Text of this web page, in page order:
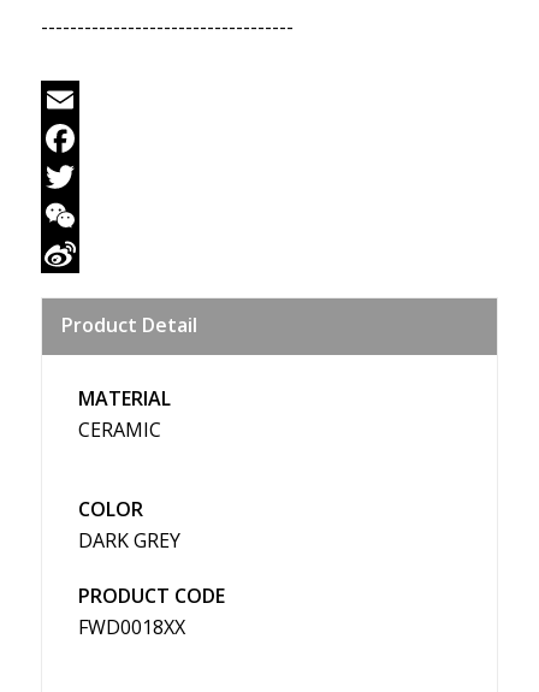
-----------------------------------
Email
Facebook
Twitter
WeChat
Weibo
Product Detail
MATERIAL
CERAMIC
COLOR
DARK GREY
PRODUCT CODE
FWD0018XX